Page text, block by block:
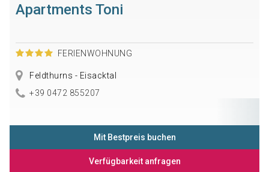
Apartments Toni
FERIENWOHNUNG
Feldthurns - Eisacktal
+39 0472 855207
Mit Bestpreis buchen
Verfügbarkeit anfragen